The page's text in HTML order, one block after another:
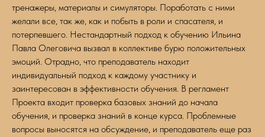
тренажеры, материалы и симуляторы. Поработать с ними
желали все, так же, как и побыть в роли и спасателя, и
потерпевшего. Нестандартный подход к обучению Ильина
Павла Олеговича вызвал в коллективе бурю положительных
эмоций. Отрадно, что преподаватель находит
индивидуальный подход к каждому участнику и
заинтересован в эффективности обучения. В регламент
Проекта входит проверка базовых знаний до начала
обучения, и проверка знаний в конце курса. Проблемные
вопросы выносятся на обсуждение, и преподаватель еще раз